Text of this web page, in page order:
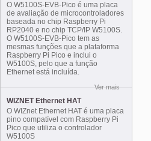
O W5100S-EVB-Pico é uma placa
de avaliação de microcontroladores
baseada no chip Raspberry Pi
RP2040 e no chip TCP/IP W5100S.
O W5100S-EVB-Pico tem as
mesmas funções que a plataforma
Raspberry Pi Pico e inclui o
W5100S, pelo que a função
Ethernet está incluída.
Ver mais
WIZNET Ethernet HAT
O WIZnet Ethernet HAT é uma placa
pino compatível com Raspberry Pi
Pico que utiliza o controlador
W5100S